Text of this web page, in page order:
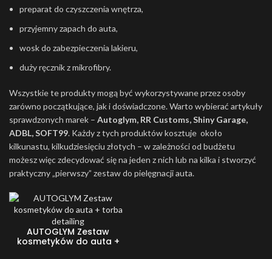
preparat do czyszczenia wnętrza,
przyjemny zapach do auta,
wosk do zabezpieczenia lakieru,
duży ręcznik z mikrofibry.
Wszystkie te produkty mogą być wykorzystywane przez osoby
zarówno początkujące, jak i doświadczone. Warto wybierać artykuły
sprawdzonych marek – Autoglym, RR Customs, Shiny Garage,
ADBL, SOFT99. Każdy z tych produktów kosztuje około
kilkunastu, kilkudziesięciu złotych – w zależności od budżetu
możesz więc zdecydować się na jeden z nich lub na kilka i stworzyć
praktyczny „pierwszy” zestaw do pielęgnacji auta.
AUTOGLYM Zestaw
kosmetyków do auta +
torba detailing